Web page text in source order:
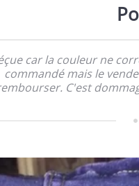
car la couleur ne
commandé mais le
C'est